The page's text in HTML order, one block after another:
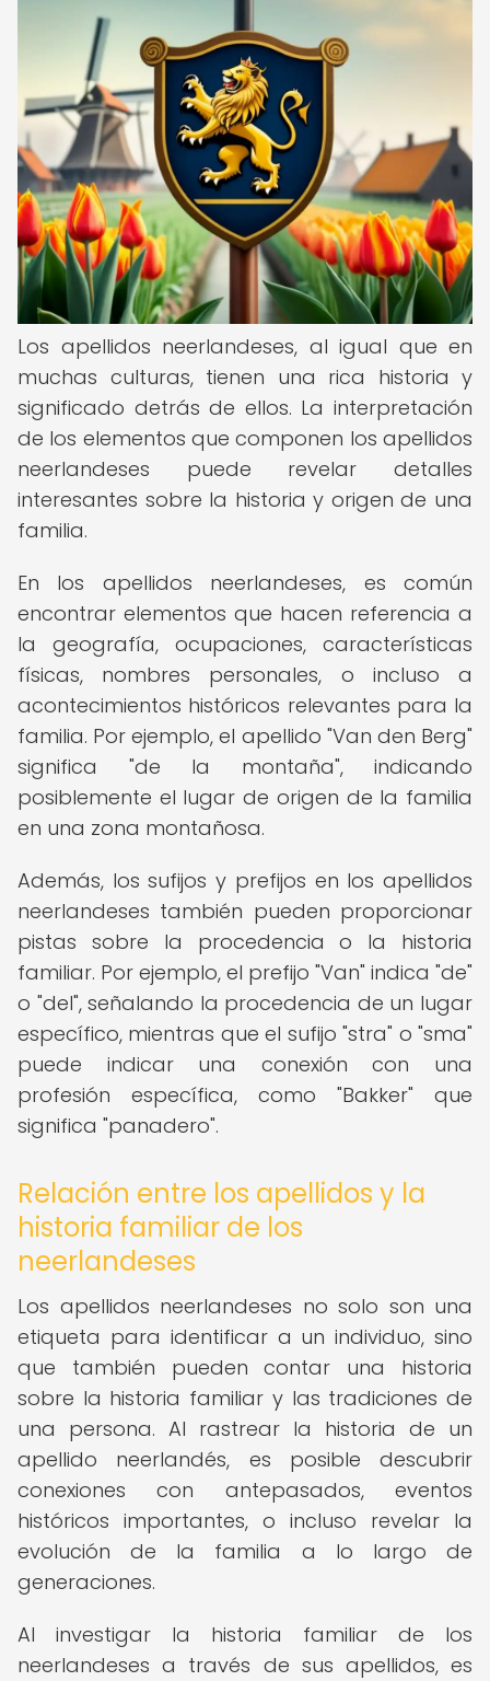
Los apellidos neerlandeses, al igual que en
muchas culturas, tienen una rica historia y
significado detrás de ellos. La interpretación
de los elementos que componen los apellidos
neerlandeses puede revelar detalles
interesantes sobre la historia y origen de una
familia.
En los apellidos neerlandeses, es común
encontrar elementos que hacen referencia a
la geografía, ocupaciones, características
físicas, nombres personales, o incluso a
acontecimientos históricos relevantes para la
familia. Por ejemplo, el apellido "Van den Berg"
significa "de la montaña", indicando
posiblemente el lugar de origen de la familia
en una zona montañosa.
Además, los sufijos y prefijos en los apellidos
neerlandeses también pueden proporcionar
pistas sobre la procedencia o la historia
familiar. Por ejemplo, el prefijo "Van" indica "de"
o "del", señalando la procedencia de un lugar
específico, mientras que el sufijo "stra" o "sma"
puede indicar una conexión con una
profesión específica, como "Bakker" que
significa "panadero".
Relación entre los apellidos y la
historia familiar de los
neerlandeses
Los apellidos neerlandeses no solo son una
etiqueta para identificar a un individuo, sino
que también pueden contar una historia
sobre la historia familiar y las tradiciones de
una persona. Al rastrear la historia de un
apellido neerlandés, es posible descubrir
conexiones con antepasados, eventos
históricos importantes, o incluso revelar la
evolución de la familia a lo largo de
generaciones.
Al investigar la historia familiar de los
neerlandeses a través de sus apellidos, es